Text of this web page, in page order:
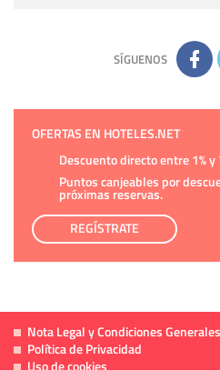
adicional y detallada sobre cómo
política de privacidad
SÍGUENOS
OFERTAS EN HOTELES.NET
Descuento directo entre 1%
Puntos canjeables por
próximas reservas.
REGÍSTRATE
Nota Legal y Condiciones Generales
Política de Privacidad
Uso de cookies